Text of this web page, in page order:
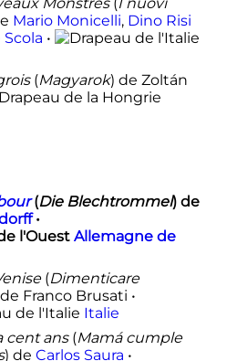
Mario Monicelli, Dino Risi
•
(Magyarok) de Zoltán
(Die Blechtrommel) de
•
Allemagne de
(Dimenticare
Franco Brusati •
Italie
cent ans(Mamá cumple
) de Carlos Saura •